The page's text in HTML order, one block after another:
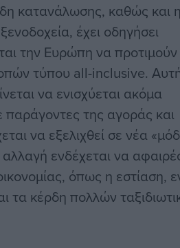
κατανάλωσης, καθώς και
έχει οδηγήσει
την Ευρώπη να
τύπου all-inclusive.
να ενισχύεται ακόμα
της αγοράς και
να εξελιχθεί σε νέα
ενδέχεται να
όπως η εστίαση,
τα κέρδη πολλών